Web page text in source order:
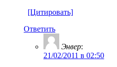
[Цитировать]
Ответить
Энвер:
21/02/2011 в 02:50